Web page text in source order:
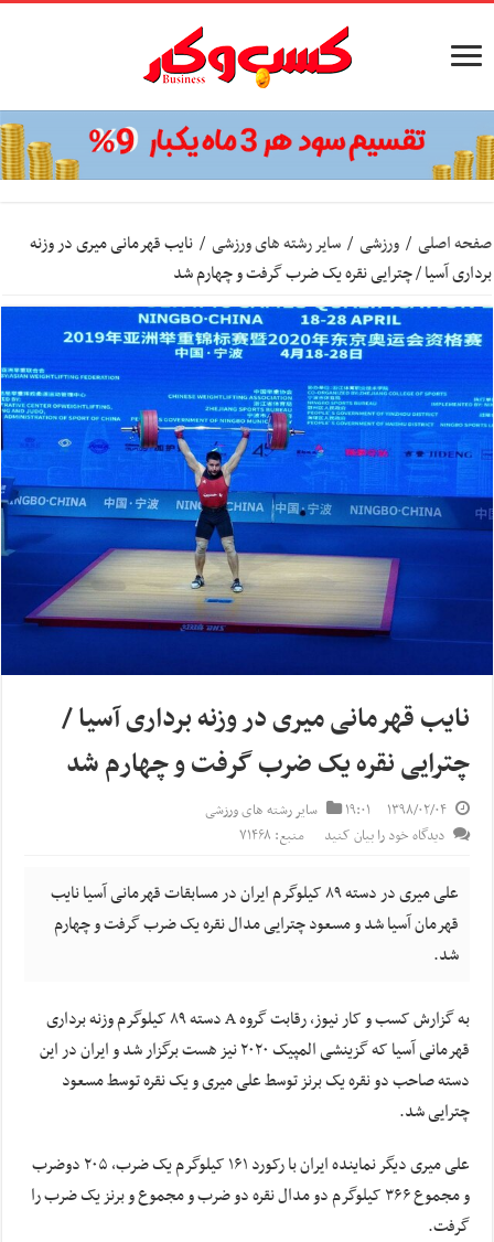
صفحه اصلی / ورزشی / سایر رشته های ورزشی / نایب قهرمانی میری در وزنه
برداری آسیا / چترایی نقره یک ضرب گرفت و چهارم شد
نایب قهرمانی میری در وزنه برداری آسیا /
چترایی نقره یک ضرب گرفت و چهارم شد
۱۳۹۸/۰۲/۰۴ ۱۹:۰۱
سایر رشته های ورزشی
دیدگاه خود را بیان کنید
منبع: ۷۱۴۶۸
علی میری در دسته ۸۹ کیلوگرم ایران در مسابقات قهرمانی آسیا نایب
قهرمان آسیا شد و مسعود چترایی مدال نقره یک ضرب گرفت و چهارم
شد.
به گزارش کسب و کار نیوز، رقابت گروه A دسته ۸۹ کیلوگرم وزنه برداری
قهرمانی آسیا که گزینشی المپیک ۲۰۲۰ نیز هست برگزار شد و ایران در این
دسته صاحب دو نقره یک برنز توسط علیمیریو یک نقره توسط مسعود
چتراییشد.
علیمیری
دیگر نماینده ایران با رکورد ۱۶۱ کیلوگرم یک ضرب، ۲۰۵ دوضرب
و مجموع ۳۶۶ کیلوگرم دو مدال نقره دو ضرب و مجموع و برنز یک ضرب را
گرفت.